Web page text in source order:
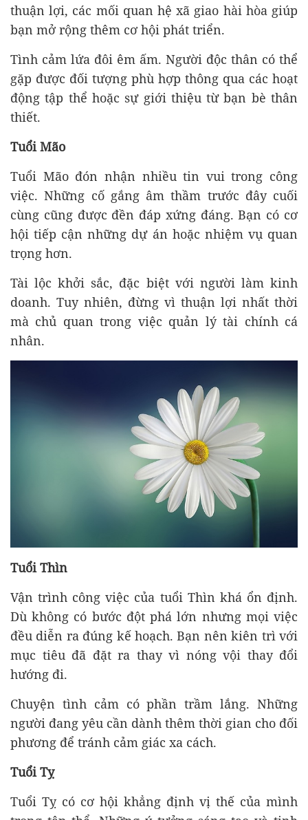
thuận lợi, các mối quan hệ xã giao hài hòa giúp
bạn mở rộng thêm cơ hội phát triển.
Tình cảm lứa đôi êm ấm. Người độc thân có thể
gặp được đối tượng phù hợp thông qua các hoạt
động tập thể hoặc sự giới thiệu từ bạn bè thân
thiết.
Tuổi Mão
Tuổi Mão đón nhận nhiều tin vui trong công
việc. Những cố gắng âm thầm trước đây cuối
cùng cũng được đền đáp xứng đáng. Bạn có cơ
hội tiếp cận những dự án hoặc nhiệm vụ quan
trọng hơn.
Tài lộc khởi sắc, đặc biệt với người làm kinh
doanh. Tuy nhiên, đừng vì thuận lợi nhất thời
mà chủ quan trong việc quản lý tài chính cá
nhân.
Tuổi Thìn
Vận trình công việc của tuổi Thìn khá ổn định.
Dù không có bước đột phá lớn nhưng mọi việc
đều diễn ra đúng kế hoạch. Bạn nên kiên trì với
mục tiêu đã đặt ra thay vì nóng vội thay đổi
hướng đi.
Chuyện tình cảm có phần trầm lắng. Những
người đang yêu cần dành thêm thời gian cho đối
phương để tránh cảm giác xa cách.
Tuổi Tỵ
Tuổi Tỵ có cơ hội khẳng định vị thế của mình